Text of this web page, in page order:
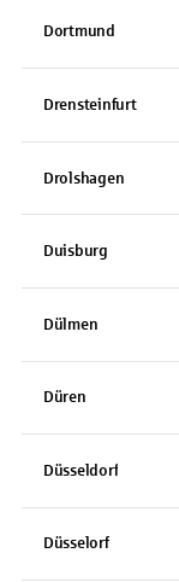
Dortmund
Drensteinfurt
Drolshagen
Duisburg
Dülmen
Düren
Düsseldorf
Düsselorf